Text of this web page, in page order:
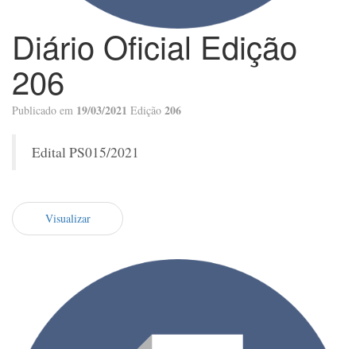
Diário Oficial Edição
206
Publicado em 19/03/2021 Edição 206
Edital PS015/2021
Visualizar